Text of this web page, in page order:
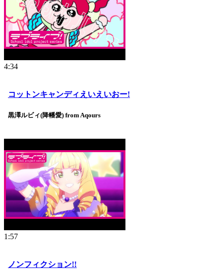
4:34
コットンキャンディえいえいおー!
黒澤ルビィ(降幡愛) from Aqours
1:57
ノンフィクション!!